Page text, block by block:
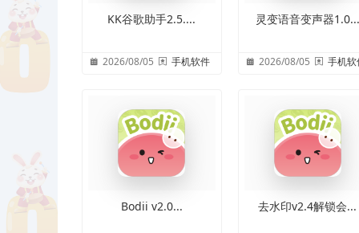
KK谷歌助手2.5....
2026/08/05 手机软件
灵变语音变声器1.0...
2026/08/05 手机软
Bodii v2.0... 去水印v2.4解锁会...